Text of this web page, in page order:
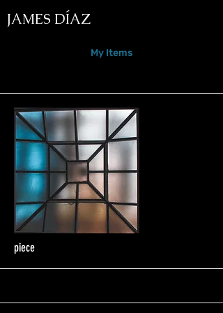
JAMES DÍAZ
My Items
piece